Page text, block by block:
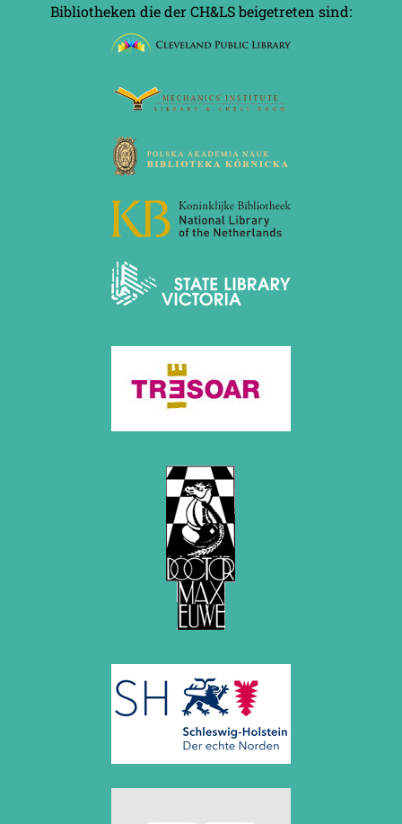
Bibliotheken die der CH&LS beigetreten sind: